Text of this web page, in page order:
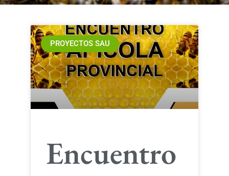
PROYECTOS SAU
Encuentro